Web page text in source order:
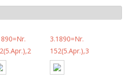
3.1890=Nr.
152(5.Apr.),3